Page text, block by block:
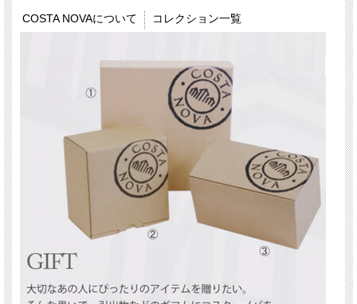
COSTA NOVAについて コレクション一覧